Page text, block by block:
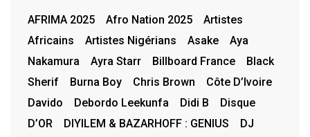
AFRIMA 2025 Afro Nation 2025
Artistes
Africains
Artistes Nigérians Asake
Aya
Nakamura
Ayra Starr Billboard France
Black
Sherif
Burna Boy Chris Brown
Côte D’Ivoire
Davido
Debordo Leekunfa Didi B
Disque
D’OR
DIYILEM & BAZARHOFF : GENIUS
DJ